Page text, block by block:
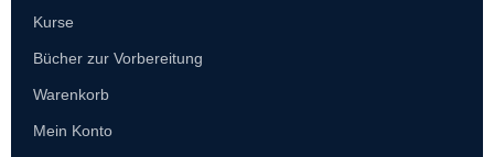
Kurse
Bücher zur Vorbereitung
Warenkorb
Mein Konto